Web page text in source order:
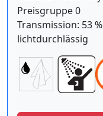
Preisgruppe 0
Transmission: 53
lichtdurchlässig